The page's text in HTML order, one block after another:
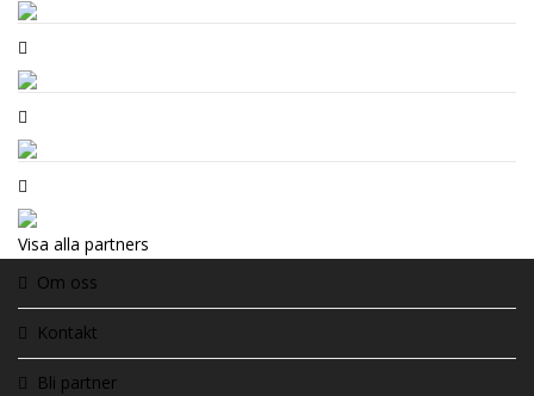
Visa alla partners
Om oss
Kontakt
Bli partner